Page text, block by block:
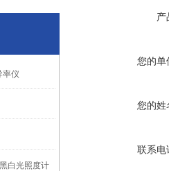
率仪
白光照度计
产
您的单
您的姓
联系电